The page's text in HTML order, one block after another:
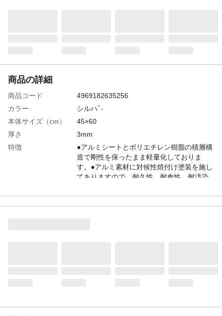
商品の詳細
商品コード
4969182635256
カラー
シルハﾞ-
本体サイズ（cm）
45×60
厚さ
3mm
特徴
●アルミシートとポリエチレン樹脂の積層構
造で剛性を保ったまま軽量化しておりま
す。●アルミ素材に対候性焼付け塗装を施し
てありますので、耐久性、耐食性、耐汚染
為、たわみが少なく平滑性に優れ美しい鏡
面を保ちます。